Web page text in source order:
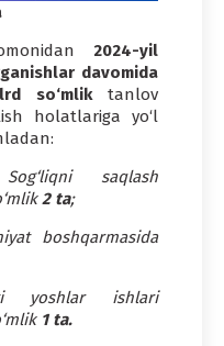
2024-yil
davomida
so‘mliktanlov
holatlariga yo‘l
saqlash
2 ta;
boshqarmasida
yoshlar ishlari
1 ta.